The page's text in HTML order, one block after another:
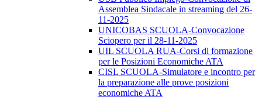
Assemblea Sindacale in streaming del 26-
11-2025
UNICOBAS SCUOLA-Convocazione
Sciopero per il 28-11-2025
UIL SCUOLA RUA-Corsi di formazione
per le Posizioni Economiche ATA
CISL SCUOLA-Simulatore e incontro per
la preparazione alle prove posizioni
economiche ATA